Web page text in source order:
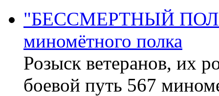
"БЕССМЕРТНЫЙ ПОЛК
миномётного полка
Розыск ветеранов, их
боевой путь 567